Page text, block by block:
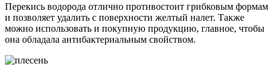
Перекись водорода отлично противостоит грибковым формам
и позволяет удалить с поверхности желтый налет. Также
можно использовать и покупную продукцию, главное, чтобы
она обладала антибактериальным свойством.